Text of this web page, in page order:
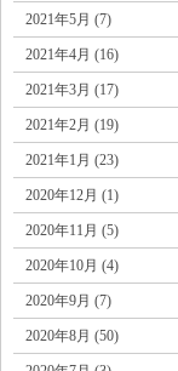
2021年5月 (7)
2021年4月 (16)
2021年3月 (17)
2021年2月 (19)
2021年1月 (23)
2020年12月 (1)
2020年11月 (5)
2020年10月 (4)
2020年9月 (7)
2020年8月 (50)